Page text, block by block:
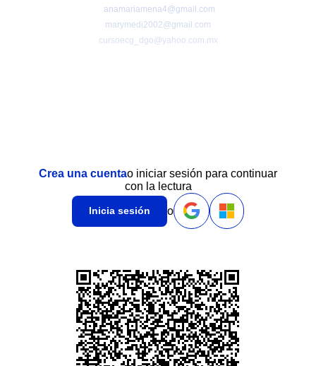
anamariamena4@gmail.com
marymedi2002@gmail.com
cursoecg_dgo@yahoo.com.mx
Crea una cuentao iniciar sesión para continuar
con la lectura
Inicia sesión o